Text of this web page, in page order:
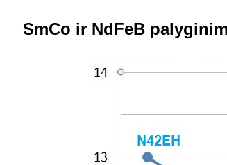
SmCo ir NdFeB